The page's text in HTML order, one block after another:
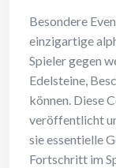
Besondere
einzigartige
Spieler gegen
Edelsteine,
können. Diese
veröffentlicht
sie essentielle
Fortschritt im